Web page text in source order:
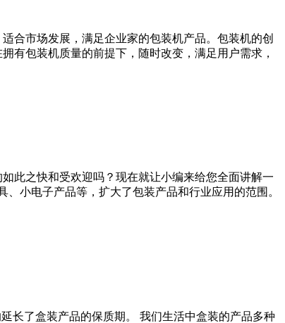
合市场发展，满足企业家的包装机产品。包装机的创
有包装机质量的前提下，随时改变，满足用户需求，
此之快和受欢迎吗？现在就让小编来给您全面讲解一
小电子产品等，扩大了包装产品和行业应用的范围。
长了盒装产品的保质期。 我们生活中盒装的产品多种